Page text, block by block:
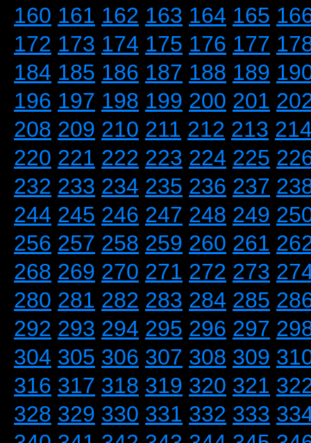
160 161 162 163 164 165
172 173 174 175 176 177
184 185 186 187 188 189
196 197 198 199 200 201
208 209 210 211 212 213
220 221 222 223 224 225
232 233 234 235 236 237
244 245 246 247 248 249
256 257 258 259 260 261
268 269 270 271 272 273
280 281 282 283 284 285
292 293 294 295 296 297
304 305 306 307 308 309
316 317 318 319 320 321
328 329 330 331 332 333